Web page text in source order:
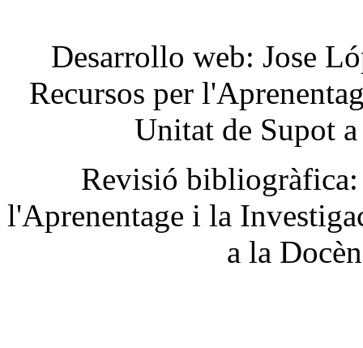
Desarrollo web: Jose
Recursos per
Unitat de Supot
Revisió bibliogràfica
l'Aprenentage i la
a la